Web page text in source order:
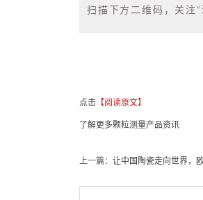
扫描下方二维码，关注
点击 【阅读原文】
了解更多颗粒测量产品资讯
上一篇： 让中国陶瓷走向世界，